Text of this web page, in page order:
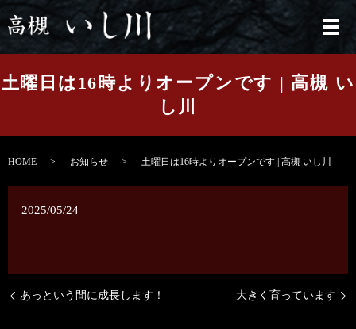
メ
土曜日は16時よりオープンです | 高槻 い
し川
HOME お知らせ 土曜日は16時よりオープンです | 高槻 いし川
2025/05/24
あっという間に成長します！ 大きく育っています